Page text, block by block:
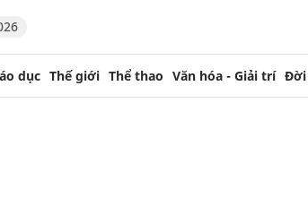
dục Thế giới Thể thao Văn hóa - Giải trí Đời